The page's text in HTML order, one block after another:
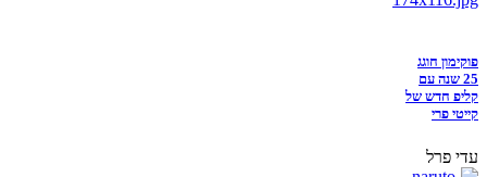
פוקימון חוגג
25 שנה עם
קליפ חדש של
קייטי פרי
עדי פרל